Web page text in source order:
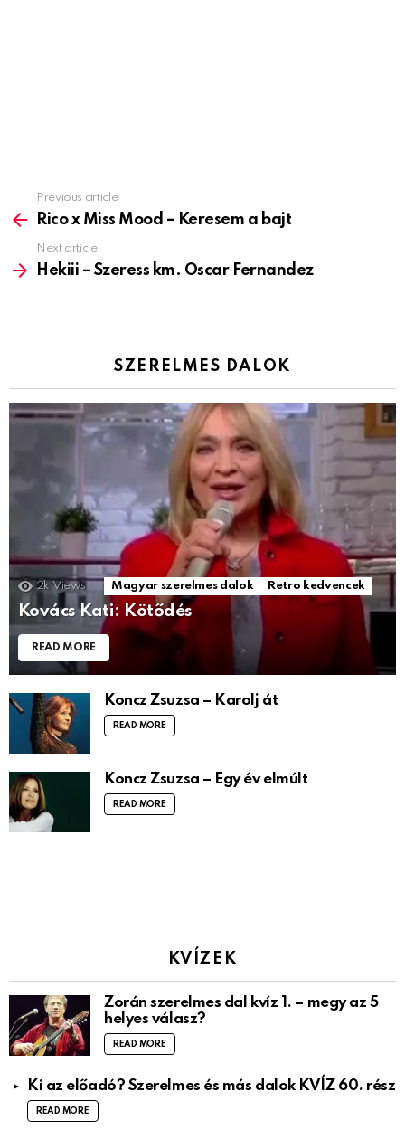
more
Previous article
Rico x Miss Mood – Keresem a bajt
Next article
Hekiii – Szeress km. Oscar Fernandez
SZERELMES DALOK
2k Views Magyar szerelmes dalok Retro kedvencek
Kovács Kati: Kötődés
READ MORE
Koncz Zsuzsa – Karolj át
READ MORE
Koncz Zsuzsa – Egy év elmúlt
READ MORE
KVÍZEK
Zorán szerelmes dal kvíz 1. – megy az 5
helyes válasz?
READ MORE
Ki az előadó? Szerelmes és más dalok KVÍZ 60. rész
READ MORE